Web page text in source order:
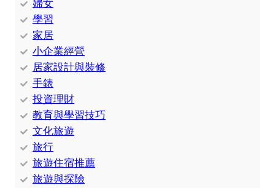
婦女
學習
家居
小企業經營
居家設計與裝修
手錶
投資理財
教育與學習技巧
文化旅遊
旅行
旅遊住宿推薦
旅遊與探險